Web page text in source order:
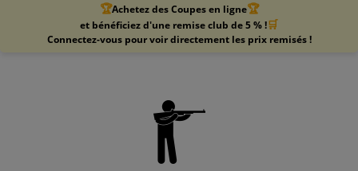
🏆Achetez des Coupes en ligne🏆
et bénéficiez d'une remise club de 5 % !🛒
Connectez-vous pour voir directement les prix remisés !